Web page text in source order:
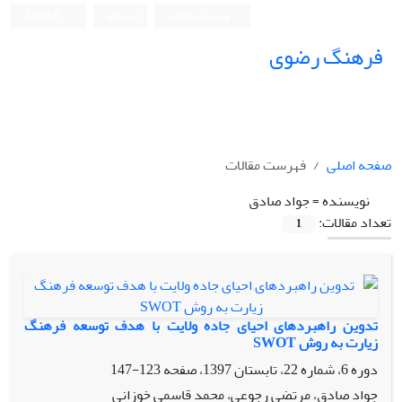
فرهنگ رضوی
صفحه اصلی
فهرست مقالات
نویسنده =جواد صادق
تعداد مقالات:
1
تدوین راهبردهای احیای جاده ولایت با هدف توسعه فرهنگ
زیارت به روش SWOT
دوره 6، شماره 22، تابستان 1397، صفحه
123-147
جواد صادق، مرتضی رجوعی، محمد قاسمی خوزانی